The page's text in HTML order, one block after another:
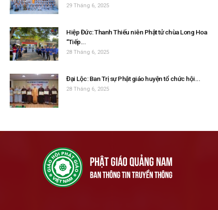
29 Tháng 6, 2025
Hiệp Đức: Thanh Thiếu niên Phật tử chùa Long Hoa
“Tiếp...
28 Tháng 6, 2025
Đại Lộc: Ban Trị sự Phật giáo huyện tổ chức hội...
28 Tháng 6, 2025